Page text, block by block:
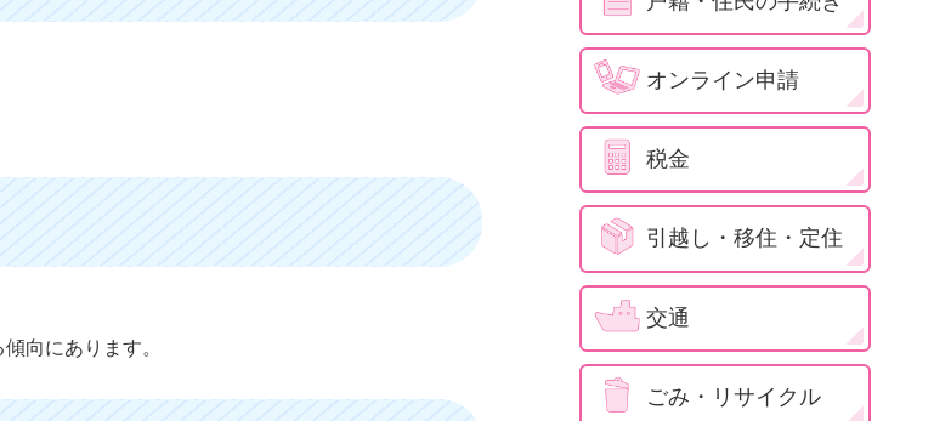
向にあります。
オンライン申請
税金
引越し・移住・定住
交通
ごみ・リサイクル